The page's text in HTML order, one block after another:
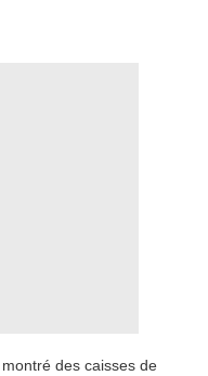
des caisses de